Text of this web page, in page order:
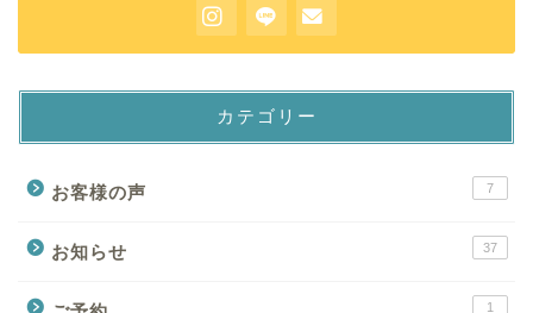
カテゴリー
お客様の声 7
お知らせ 37
1